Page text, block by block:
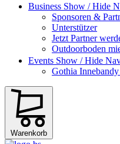
Business Show / Hide
Sponsoren &
Unterstützer
Jetzt Partner
Outdoorboden
Events Show / Hide
Gothia
Warenkorb